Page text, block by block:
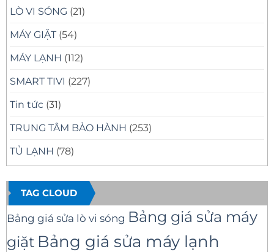
LÒ VI SÓNG (21)
MÁY GIẶT (54)
MÁY LẠNH (112)
SMART TIVI (227)
Tin tức (31)
TRUNG TÂM BẢO HÀNH (253)
TỦ LẠNH (78)
TAG CLOUD
Bảng giá sửa lò vi sóng Bảng giá sửa máy
giặt Bảng giá sửa máy lạnh